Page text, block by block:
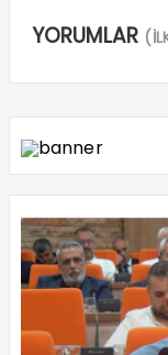
YORUMLAR